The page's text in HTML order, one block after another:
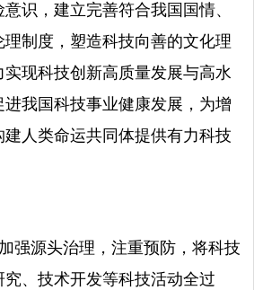
识，建立完善符合我国国情、
制度，塑造科技向善的文化理
现科技创新高质量发展与高水
我国科技事业健康发展，为增
人类命运共同体提供有力科技
源头治理，注重预防，将科技
、技术开发等科技活动全过